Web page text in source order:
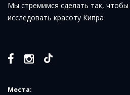
Мы стремимся сделать так,
исследовать красоту Кипра
Места: